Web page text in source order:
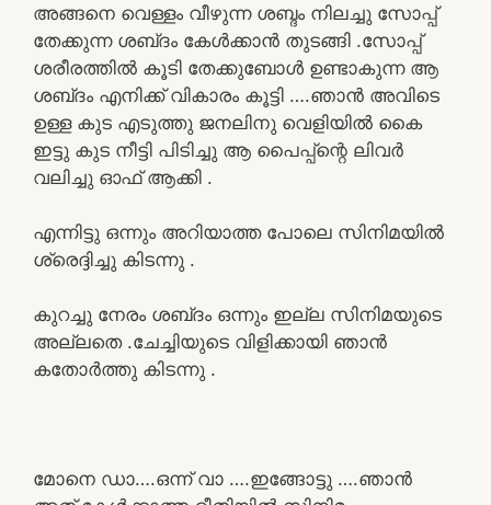
അങ്ങനെ വെള്ളം വീഴുന്ന ശബ്ദം നിലച്ചു സോപ്പ്
തേക്കുന്ന ശബ്‌ദം കേൾക്കാൻ തുടങ്ങി .സോപ്പ്
ശരീരത്തിൽ കൂടി തേക്കുബോൾ ഉണ്ടാകുന്ന ആ
ശബ്‌ദം എനിക്ക് വികാരം കൂട്ടി ….ഞാൻ അവിടെ
ഉള്ള കുട എടുത്തു ജനലിനു വെളിയിൽ കൈ
ഇട്ടു കുട നീട്ടി പിടിച്ചു ആ പൈപ്പ്ന്റെ ലിവർ
വലിച്ചു ഓഫ് ആക്കി .
എന്നിട്ടു ഒന്നും അറിയാത്ത പോലെ സിനിമയിൽ
ശ്രെദ്ദിച്ചു കിടന്നു .
കുറച്ചു നേരം ശബ്‌ദം ഒന്നും ഇല്ല സിനിമയുടെ
അല്ലതെ .ചേച്ചിയുടെ വിളിക്കായി ഞാൻ
കതോർത്തു കിടന്നു .
മോനെ ഡാ….ഒന്ന് വാ ….ഇങ്ങോട്ടു ….ഞാൻ